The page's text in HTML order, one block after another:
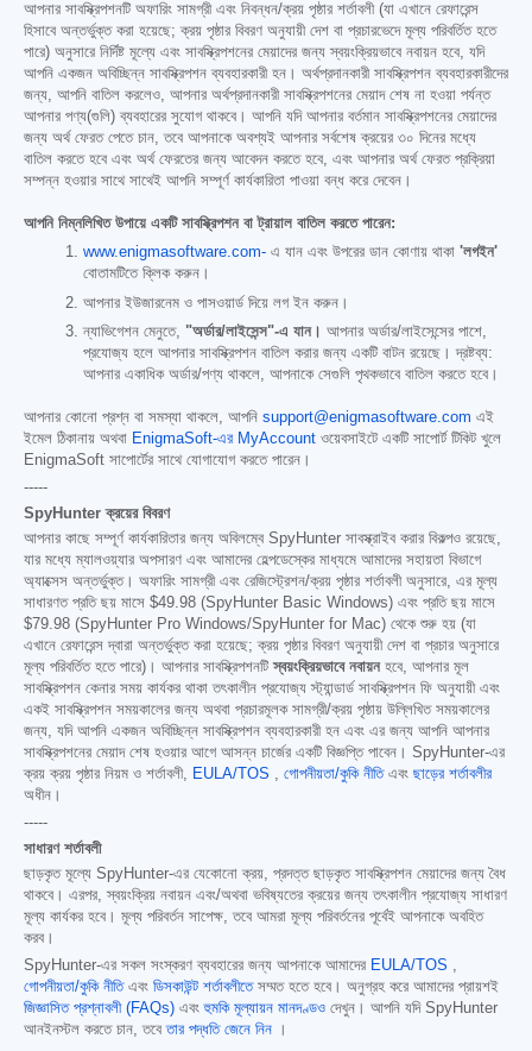
আপনার সাবস্ক্রিপশনটি অফারিং সামগ্রী এবং নিবন্ধন/ক্রয় পৃষ্ঠার শর্তাবলী (যা এখানে রেফারেন্স
হিসাবে অন্তর্ভুক্ত করা হয়েছে; ক্রয় পৃষ্ঠার বিবরণ অনুযায়ী দেশ বা প্রচারভেদে মূল্য পরিবর্তিত হতে
পারে) অনুসারে নির্দিষ্ট মূল্যে এবং সাবস্ক্রিপশনের মেয়াদের জন্য স্বয়ংক্রিয়ভাবে নবায়ন হবে, যদি
আপনি একজন অবিচ্ছিন্ন সাবস্ক্রিপশন ব্যবহারকারী হন। অর্থপ্রদানকারী সাবস্ক্রিপশন ব্যবহারকারীদের
জন্য, আপনি বাতিল করলেও, আপনার অর্থপ্রদানকারী সাবস্ক্রিপশনের মেয়াদ শেষ না হওয়া পর্যন্ত
আপনার পণ্য(গুলি) ব্যবহারের সুযোগ থাকবে। আপনি যদি আপনার বর্তমান সাবস্ক্রিপশনের মেয়াদের
জন্য অর্থ ফেরত পেতে চান, তবে আপনাকে অবশ্যই আপনার সর্বশেষ ক্রয়ের ৩০ দিনের মধ্যে
বাতিল করতে হবে এবং অর্থ ফেরতের জন্য আবেদন করতে হবে, এবং আপনার অর্থ ফেরত প্রক্রিয়া
সম্পন্ন হওয়ার সাথে সাথেই আপনি সম্পূর্ণ কার্যকারিতা পাওয়া বন্ধ করে দেবেন।
আপনি নিম্নলিখিত উপায়ে একটি সাবস্ক্রিপশন বা ট্রায়াল বাতিল করতে পারেন:
www.enigmasoftware.com- এ যান এবং উপরের ডান কোণায় থাকা 'লগইন'
বোতামটিতে ক্লিক করুন।
আপনার ইউজারনেম ও পাসওয়ার্ড দিয়ে লগ ইন করুন।
ন্যাভিগেশন মেনুতে, "অর্ডার/লাইসেন্স"-এ যান। আপনার অর্ডার/লাইসেন্সের পাশে,
প্রযোজ্য হলে আপনার সাবস্ক্রিপশন বাতিল করার জন্য একটি বাটন রয়েছে। দ্রষ্টব্য:
আপনার একাধিক অর্ডার/পণ্য থাকলে, আপনাকে সেগুলি পৃথকভাবে বাতিল করতে হবে।
আপনার কোনো প্রশ্ন বা সমস্যা থাকলে, আপনি support@enigmasoftware.com এই
ইমেল ঠিকানায় অথবা EnigmaSoft-এর MyAccount ওয়েবসাইটে একটি সাপোর্ট টিকিট খুলে
EnigmaSoft সাপোর্টের সাথে যোগাযোগ করতে পারেন।
-----
SpyHunter ক্রয়ের বিবরণ
আপনার কাছে সম্পূর্ণ কার্যকারিতার জন্য অবিলম্বে SpyHunter সাবস্ক্রাইব করার বিকল্পও রয়েছে,
যার মধ্যে ম্যালওয়্যার অপসারণ এবং আমাদের হেল্পডেস্কের মাধ্যমে আমাদের সহায়তা বিভাগে
অ্যাক্সেস অন্তর্ভুক্ত। অফারিং সামগ্রী এবং রেজিস্ট্রেশন/ক্রয় পৃষ্ঠার শর্তাবলী অনুসারে, এর মূল্য
সাধারণত প্রতি ছয় মাসে $49.98 (SpyHunter Basic Windows) এবং প্রতি ছয় মাসে
$79.98 (SpyHunter Pro Windows/SpyHunter for Mac) থেকে শুরু হয় (যা
এখানে রেফারেন্স দ্বারা অন্তর্ভুক্ত করা হয়েছে; ক্রয় পৃষ্ঠার বিবরণ অনুযায়ী দেশ বা প্রচার অনুসারে
মূল্য পরিবর্তিত হতে পারে)। আপনার সাবস্ক্রিপশনটিস্বয়ংক্রিয়ভাবে নবায়নহবে, আপনার মূল
সাবস্ক্রিপশন কেনার সময় কার্যকর থাকা তৎকালীন প্রযোজ্য স্ট্যান্ডার্ড সাবস্ক্রিপশন ফি অনুযায়ী এবং
একই সাবস্ক্রিপশন সময়কালের জন্য অথবা প্রচারমূলক সামগ্রী/ক্রয় পৃষ্ঠায় উল্লিখিত সময়কালের
জন্য, যদি আপনি একজন অবিচ্ছিন্ন সাবস্ক্রিপশন ব্যবহারকারী হন এবং এর জন্য আপনি আপনার
সাবস্ক্রিপশনের মেয়াদ শেষ হওয়ার আগে আসন্ন চার্জের একটি বিজ্ঞপ্তি পাবেন। SpyHunter-এর
ক্রয় ক্রয় পৃষ্ঠার নিয়ম ও শর্তাবলী, EULA/TOS , গোপনীয়তা/কুকি নীতিএবং ছাড়ের শর্তাবলীর
অধীন।
-----
সাধারণ শর্তাবলী
ছাড়কৃত মূল্যে SpyHunter-এর যেকোনো ক্রয়, প্রদত্ত ছাড়কৃত সাবস্ক্রিপশন মেয়াদের জন্য বৈধ
থাকবে। এরপর, স্বয়ংক্রিয় নবায়ন এবং/অথবা ভবিষ্যতের ক্রয়ের জন্য তৎকালীন প্রযোজ্য সাধারণ
মূল্য কার্যকর হবে। মূল্য পরিবর্তন সাপেক্ষ, তবে আমরা মূল্য পরিবর্তনের পূর্বেই আপনাকে অবহিত
করব।
SpyHunter-এর সকল সংস্করণ ব্যবহারের জন্য আপনাকে আমাদের EULA/TOS ,
গোপনীয়তা/কুকি নীতিএবং ডিসকাউন্ট শর্তাবলীতেসম্মত হতে হবে। অনুগ্রহ করে আমাদের প্রায়শই
জিজ্ঞাসিত প্রশ্নাবলী (FAQs) এবংহুমকি মূল্যায়ন মানদণ্ডও দেখুন। আপনি যদি SpyHunter
আনইনস্টল করতে চান, তবেতার পদ্ধতি জেনে নিন ।